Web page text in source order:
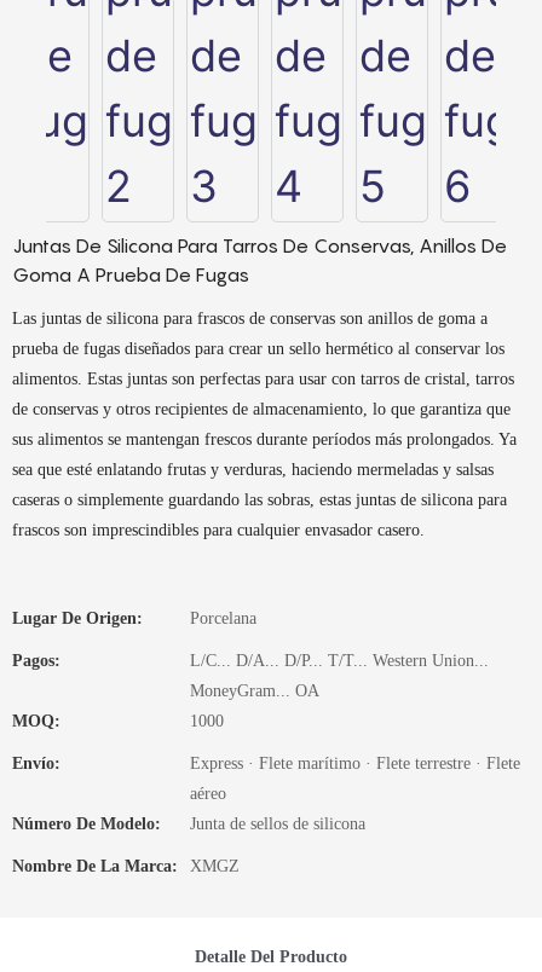
Juntas De Silicona Para Tarros De Conservas, Anillos De
Goma A Prueba De Fugas
Las juntas de silicona para frascos de conservas son anillos de goma a
prueba de fugas diseñados para crear un sello hermético al conservar los
alimentos. Estas juntas son perfectas para usar con tarros de cristal, tarros
de conservas y otros recipientes de almacenamiento, lo que garantiza que
sus alimentos se mantengan frescos durante períodos más prolongados. Ya
sea que esté enlatando frutas y verduras, haciendo mermeladas y salsas
caseras o simplemente guardando las sobras, estas juntas de silicona para
frascos son imprescindibles para cualquier envasador casero.
Lugar De Origen: Porcelana
Pagos:
L/C... D/A... D/P... T/T... Western Union...
MoneyGram... OA
MOQ:
1000
Envío:
Express · Flete marítimo · Flete terrestre · Flete
aéreo
Número De Modelo:
Junta de sellos de silicona
Nombre De La Marca: XMGZ
Detalle Del Producto